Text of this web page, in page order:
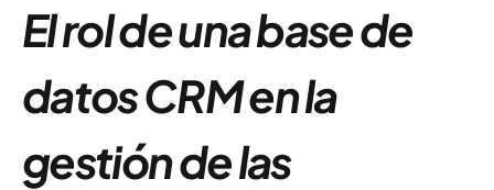
El rol de una base de
datos CRM en la
gestión de las